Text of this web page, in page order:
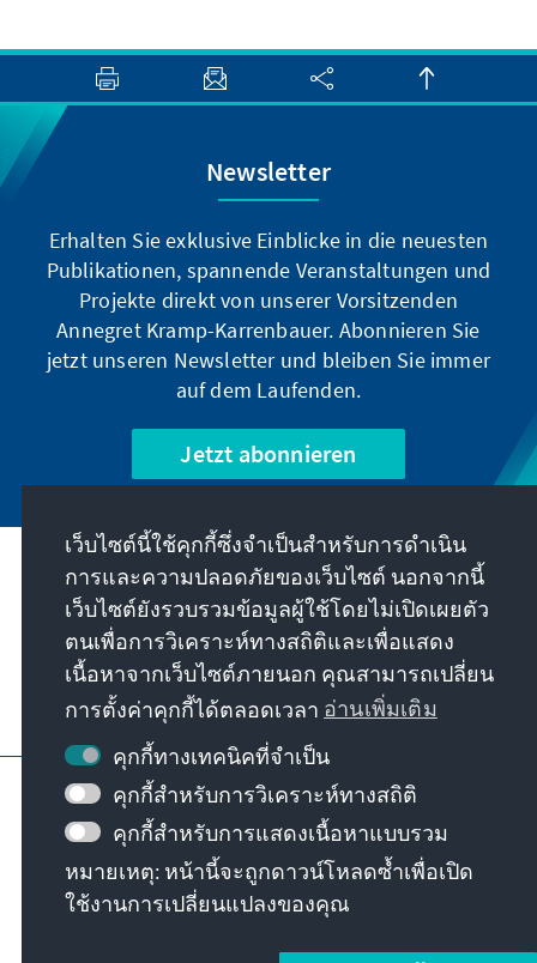
Newsletter
Erhalten Sie exklusive Einblicke in die neuesten
Publikationen, spannende Veranstaltungen und
Projekte direkt von unserer Vorsitzenden
Annegret Kramp-Karrenbauer. Abonnieren Sie
jetzt unseren Newsletter und bleiben Sie immer
auf dem Laufenden.
Jetzt abonnieren
พันธกิจของเรา
ติดต่อ
ข้อเสนออื่นๆ จากมูลนิธิ
ข้อมูลเว็บไซต์
การป้องกันข้อมูล
เงื่อนไขการใช้งาน
Erklärung zur Barrierefreiheit
Barriere melden
แผนผังเว็บไซต์
© Konrad-Adenauer-Stiftung e.V. 2026
เว็บไซต์นี้ใช้คุกกี้ซึ่งจำเป็นสำหรับการดำเนิน
การและความปลอดภัยของเว็บไซต์ นอกจากนี้
เว็บไซต์ยังรวบรวมข้อมูลผู้ใช้โดยไม่เปิดเผยตัว
ตนเพื่อการวิเคราะห์ทางสถิติและเพื่อแสดง
เนื้อหาจากเว็บไซต์ภายนอก คุณสามารถเปลี่ยน
การตั้งค่าคุกกี้ได้ตลอดเวลา อ่านเพิ่มเติม
คุกกี้ทางเทคนิคที่จำเป็น
คุกกี้สำหรับการวิเคราะห์ทางสถิติ
คุกกี้สำหรับการแสดงเนื้อหาแบบรวม
หมายเหตุ: หน้านี้จะถูกดาวน์โหลดซ้ำเพื่อเปิด
ใช้งานการเปลี่ยนแปลงของคุณ